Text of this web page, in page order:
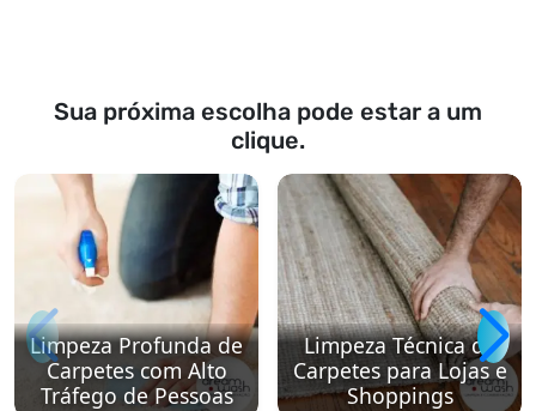
Sua próxima escolha pode estar a um
clique.
Limpeza Profunda de
Carpetes com Alto
Tráfego de Pessoas
Limpeza Técnica de
Carpetes para Lojas e
Shoppings